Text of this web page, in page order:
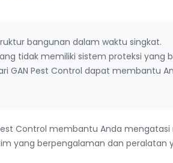
bangunan dalam waktu singkat.
tidak memiliki sistem proteksi yang
GAN Pest Control dapat membantu
Control membantu Anda
yang berpengalaman dan peralatan